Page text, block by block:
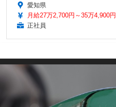
愛知県
月給27万2,700円～35万4,900円
正社員